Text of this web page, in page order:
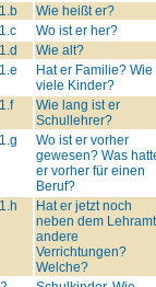
Wie heißt er?
Wo ist er her?
Wie alt?
Hat er Familie? Wie
viele Kinder?
Wie lang ist er
Schullehrer?
Wo ist er vorher
gewesen? Was
er vorher für einen
Beruf?
Hat er jetzt noch
neben dem
andere
Verrichtungen?
Welche?